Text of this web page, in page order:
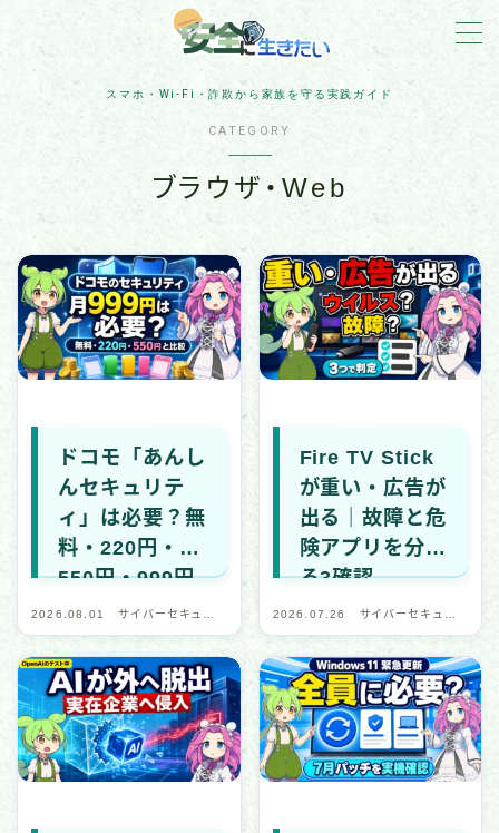
スマホ・Wi-Fi・詐欺から家族を守る実践ガイド
MENU
詐欺対策
住宅防犯
アカウント保護
スマホ・Wi-Fi・IoT
マルウェア・ランサムウェア
国際・政治関連
全般・レポート
デバイス・ネットワーク
IoT・スマートデバイス
ネットワーク・通信
ブラウザ・Web
アプリ・プラットフォーム
CATEGORY
ブラウザ・Web
ドコモ「あんし
んセキュリテ
ィ」は必要？無
料・220円・
550円・999円
を比較
2026.08.01
サイバーセキュリ
ティ・デジタル安
Fire TV Stick
が重い・広告が
出る｜故障と危
険アプリを分け
る3確認
2026.07.26
サイバーセキュリ
ティ・デジタル安